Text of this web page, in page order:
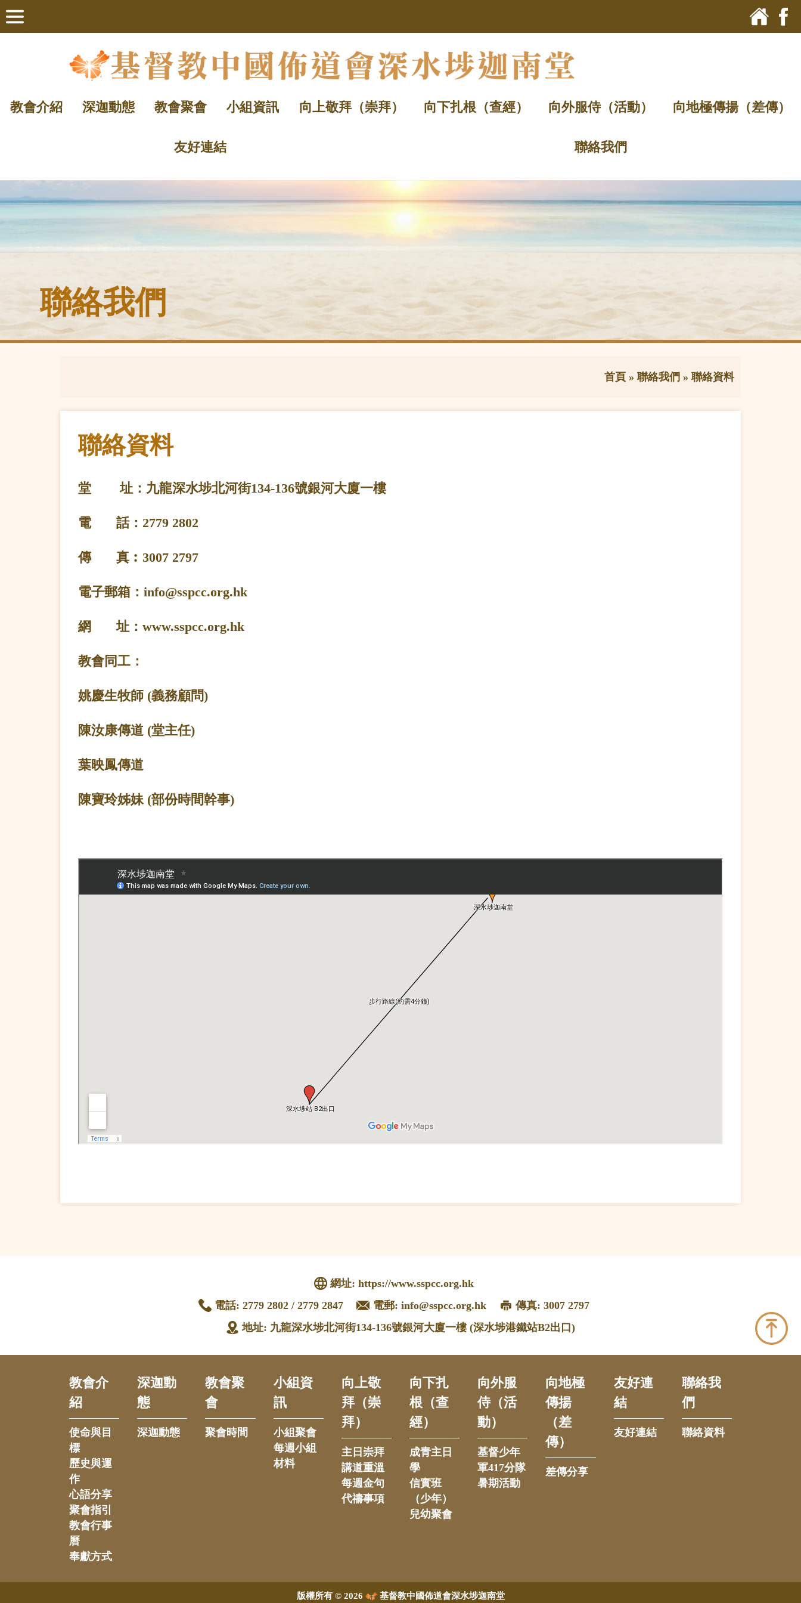
教會介紹 深迦動態 教會聚會 小組資訊 向上敬拜（崇拜） 向下扎根（查經） 向外服侍（活動） 向地極傳揚（差傳）
友好連結 聯絡我們
聯絡我們
首頁 »聯絡我們 »聯絡資料
聯絡資料
堂 址：九龍深水埗北河街134-136號銀河大廈一樓
電 話：2779 2802
傳 真︰ 3007 2797
電子郵箱： info@sspcc.org.hk
網 址：www.sspcc.org.hk
教會同工：
姚慶生牧師 (義務顧問)
陳汝康傳道 (堂主任)
葉映鳳傳道
陳寶玲姊妹 (部份時間幹事)
網址:https://www.sspcc.org.hk
電話: 2779 2802 / 2779 2847 電郵: info@sspcc.org.hk
傳真: 3007 2797
地址: 九龍深水埗北河街134-136號銀河大廈一樓 (深水埗港鐵站B2出口)
教會介
紹
使命與目
標
歷史與運
作
心語分享
聚會指引
教會行事
曆
奉獻方式
深迦動
態
深迦動態
教會聚
會
聚會時間
小組資
訊
小組聚會
每週小組
材料
向上敬
拜（崇
拜）
主日崇拜
講道重溫
每週金句
代禱事項
向下扎
根（查
經）
成青主日
學
信實班
（少年）
兒幼聚會
向外服
侍（活
動）
基督少年
軍417分隊
暑期活動
向地極
傳揚
（差
傳）
差傳分享
友好連
結
友好連結
聯絡我
們
聯絡資料
版權所有 © 2026 基督教中國佈道會深水埗迦南堂